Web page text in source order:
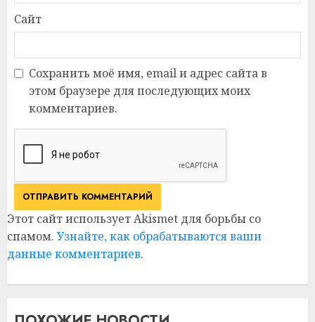
Сайт
Сохранить моё имя, email и адрес сайта в
этом браузере для последующих моих
комментариев.
Этот сайт использует Akismet для борьбы со
спамом. Узнайте, как обрабатываются ваши
данные комментариев.